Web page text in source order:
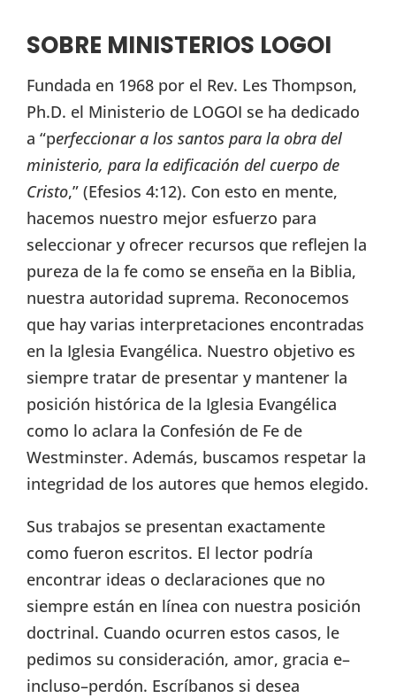
SOBRE MINISTERIOS LOGOI
Fundada en 1968 por el Rev. Les Thompson,
Ph.D. el Ministerio de LOGOI se ha dedicado
a “perfeccionar a los santos para la obra del
ministerio, para la edificación del cuerpo de
Cristo,” (Efesios 4:12). Con esto en mente,
hacemos nuestro mejor esfuerzo para
seleccionar y ofrecer recursos que reflejen la
pureza de la fe como se enseña en la Biblia,
nuestra autoridad suprema. Reconocemos
que hay varias interpretaciones encontradas
en la Iglesia Evangélica. Nuestro objetivo es
siempre tratar de presentar y mantener la
posición histórica de la Iglesia Evangélica
como lo aclara la Confesión de Fe de
Westminster. Además, buscamos respetar la
integridad de los autores que hemos elegido.
Sus trabajos se presentan exactamente
como fueron escritos. El lector podría
encontrar ideas o declaraciones que no
siempre están en línea con nuestra posición
doctrinal. Cuando ocurren estos casos, le
pedimos su consideración, amor, gracia e–
incluso–perdón. Escríbanos si desea